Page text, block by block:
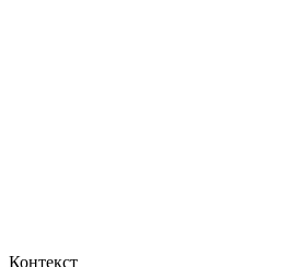
Контекст